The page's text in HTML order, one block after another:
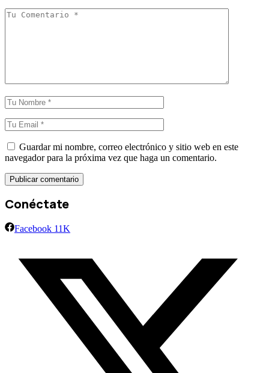
Guardar mi nombre, correo electrónico y sitio web en este
navegador para la próxima vez que haga un comentario.
Conéctate
Facebook 11K